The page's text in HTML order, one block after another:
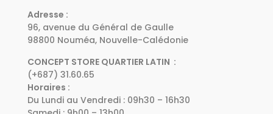
Adresse :
96, avenue du Général de Gaulle
98800 Nouméa, Nouvelle-Calédonie
CONCEPT STORE QUARTIER LATIN :
(+687) 31.60.65
Horaires :
Du Lundi au Vendredi : 09h30 – 16h30